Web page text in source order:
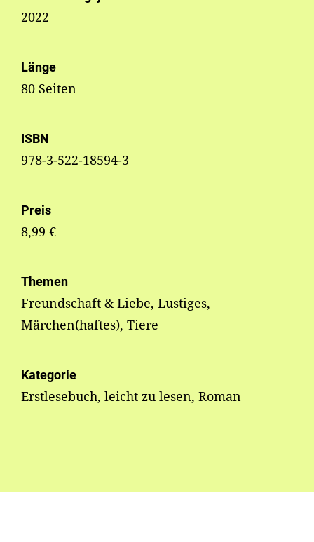
2022
Länge
80 Seiten
ISBN
978-3-522-18594-3
Preis
8,99 €
Themen
Freundschaft & Liebe, Lustiges,
Märchen(haftes), Tiere
Kategorie
Erstlesebuch, leicht zu lesen, Roman